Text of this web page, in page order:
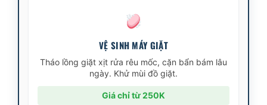
VỆ SINH MÁY GIẶT
Tháo lồng giặt xịt rửa rêu mốc, cặn bẩn bám lâu
ngày. Khử mùi đồ giặt.
Giá chỉ từ 250K